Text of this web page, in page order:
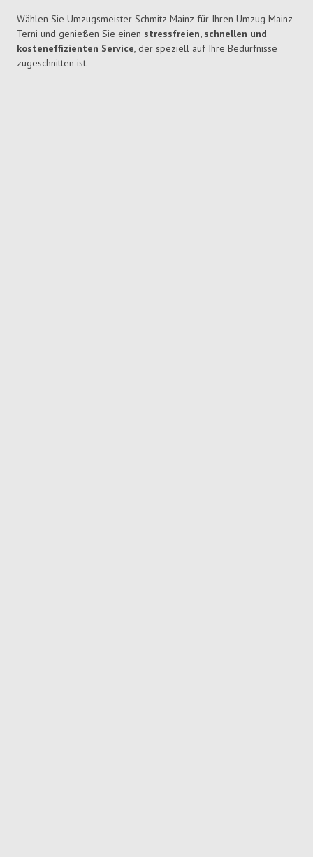
Wählen Sie Umzugsmeister Schmitz Mainz für Ihren Umzug Mainz
Terni und genießen Sie einen stressfreien, schnellen und
kosteneffizienten Service, der speziell auf Ihre Bedürfnisse
zugeschnitten ist.